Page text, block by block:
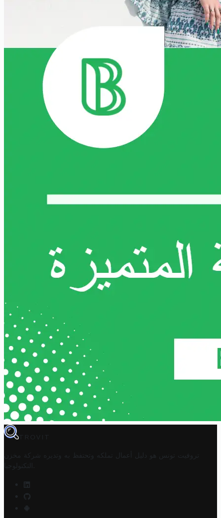
TROVIT
تروفيت تونس هو دليل أعمال تملكه وتحتفظ به وتديره
شركة مخزن
التكنولوجيا